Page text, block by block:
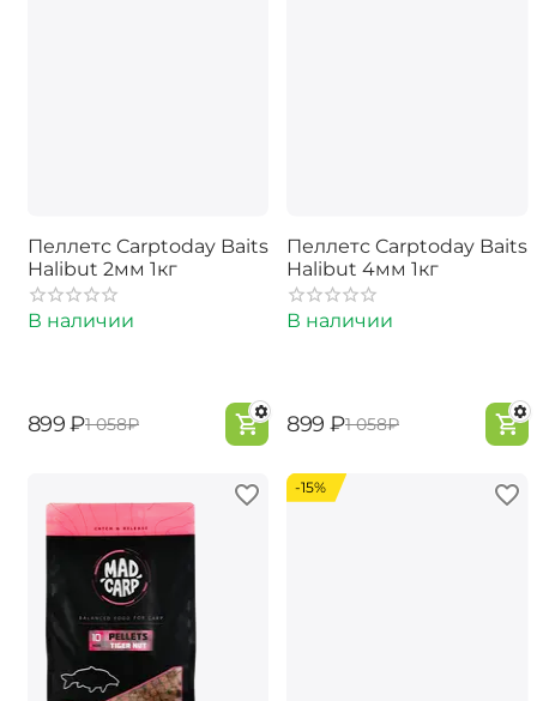
Пеллетс Carptoday Baits
Halibut 2мм 1кг
В наличии
‍899‍ ₽‍1 058‍₽
Пеллетс Carptoday Baits
Halibut 4мм 1кг
В наличии
‍899‍ ₽‍1 058‍₽
-15%